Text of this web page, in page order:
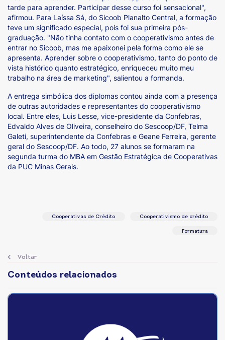
tarde para aprender. Participar desse curso foi sensacional",
afirmou. Para Laíssa Sá, do Sicoob Planalto Central, a formação
teve um significado especial, pois foi sua primeira pós-
graduação. "Não tinha contato com o cooperativismo antes de
entrar no Sicoob, mas me apaixonei pela forma como ele se
apresenta. Aprender sobre o cooperativismo, tanto do ponto de
vista histórico quanto estratégico, enriqueceu muito meu
trabalho na área de marketing", salientou a formanda.
A entrega simbólica dos diplomas contou ainda com a presença
de outras autoridades e representantes do cooperativismo
local. Entre eles, Luis Lesse, vice-presidente da Confebras,
Edvaldo Alves de Oliveira, conselheiro do Sescoop/DF, Telma
Galeti, superintendente da Confebras e Geane Ferreira, gerente
geral do Sescoop/DF. Ao todo, 27 alunos se formaram na
segunda turma do MBA em Gestão Estratégica de Cooperativas
da PUC Minas Gerais.
Voltar
Cooperativas de Crédito Cooperativismo de crédito
Formatura
Conteúdos relacionados